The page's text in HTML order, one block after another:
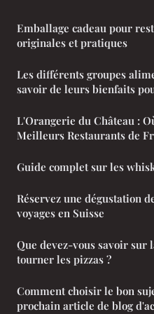
Emballage cadeau pour
originales et pratiques
Les différents groupes
savoir de leurs bienfaits
L'Orangerie du Château :
Meilleurs Restaurants de
Guide complet sur les
Réservez une dégustation
voyages en Suisse
Que devez-vous savoir sur
tourner les pizzas ?
Comment choisir le bon
prochain article de blog